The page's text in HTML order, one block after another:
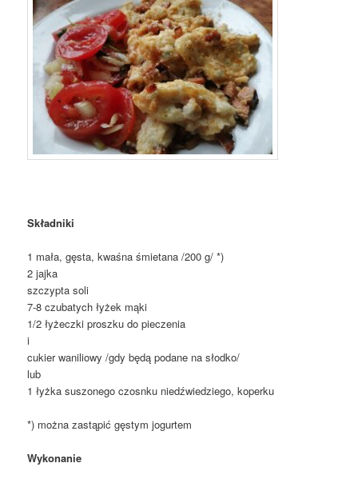
Składniki
1 mała, gęsta, kwaśna śmietana /200 g/ *)
2 jajka
szczypta soli
7-8 czubatych łyżek mąki
1/2 łyżeczki proszku do pieczenia
i
cukier waniliowy /gdy będą podane na słodko/
lub
1 łyżka suszonego czosnku niedźwiedziego, koperku
*) można zastąpić gęstym jogurtem
Wykonanie